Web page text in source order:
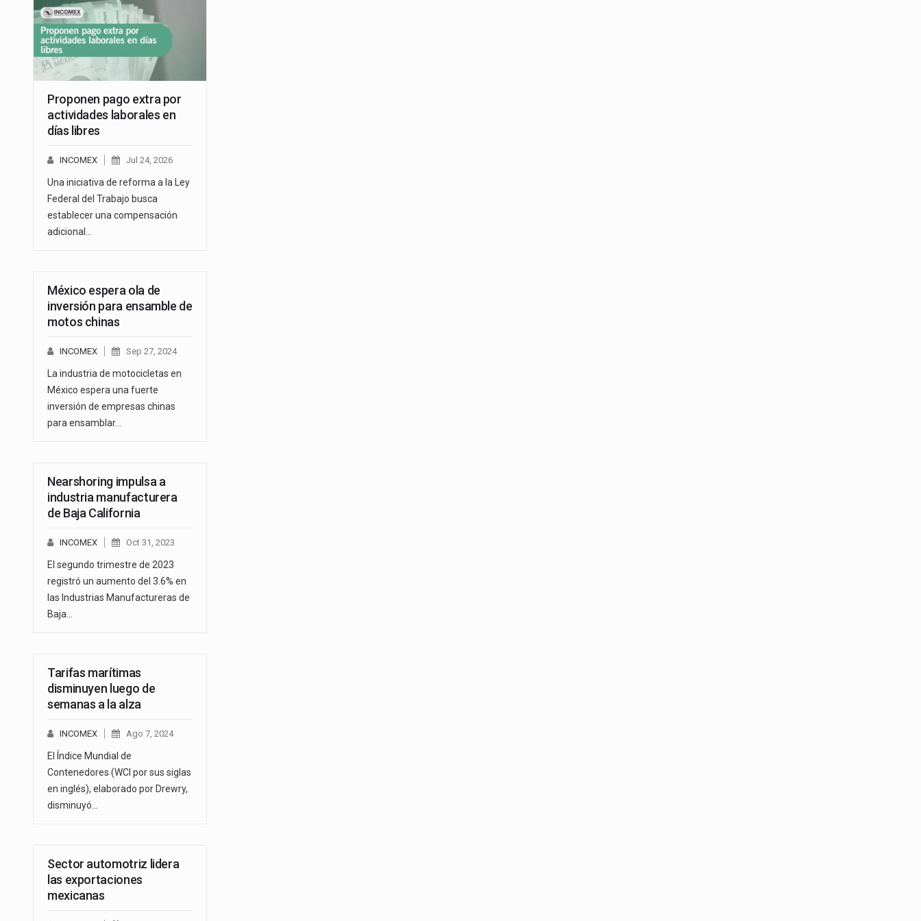
Proponen pago extra por
actividades laborales en
días libres
INCOMEX Jul 24, 2026
Una iniciativa de reforma a la Ley
Federal del Trabajo busca
establecer una compensación
adicional…
México espera ola de
inversión para ensamble de
motos chinas
INCOMEX Sep 27, 2024
La industria de motocicletas en
México espera una fuerte
inversión de empresas chinas
para ensamblar…
Nearshoring impulsa a
industria manufacturera
de Baja California
INCOMEX Oct 31, 2023
El segundo trimestre de 2023
registró un aumento del 3.6% en
las Industrias Manufactureras de
Baja…
Tarifas marítimas
disminuyen luego de
semanas a la alza
INCOMEX Ago 7, 2024
El Índice Mundial de
Contenedores (WCI por sus siglas
en inglés), elaborado por Drewry,
disminuyó…
Sector automotriz lidera
las exportaciones
mexicanas